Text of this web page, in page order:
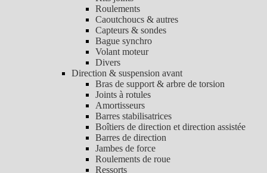
Roulements
Caoutchoucs & autres
Capteurs & sondes
Bague synchro
Volant moteur
Divers
Direction & suspension avant
Bras de support & arbre de torsion
Joints à rotules
Amortisseurs
Barres stabilisatrices
Boîtiers de direction et direction assistée
Barres de direction
Jambes de force
Roulements de roue
Ressorts